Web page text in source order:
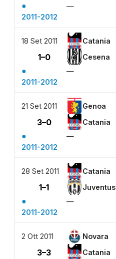
●
—
2011-2012
18 Set 2011 Catania
1–0 Cesena
●
—
2011-2012
21 Set 2011 Genoa
3–0 Catania
●
—
2011-2012
28 Set 2011 Catania
1–1 Juventus
●
—
2011-2012
2 Ott 2011 Novara
3–3 Catania